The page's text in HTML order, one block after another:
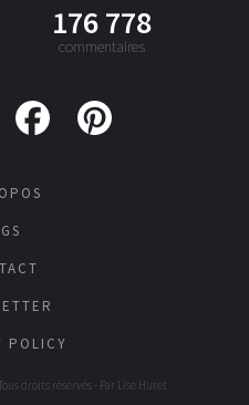
176 778
commentaires
POLICY
droits réservés - Par Lise Huret